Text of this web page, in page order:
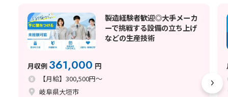
製造経験者歓迎◎大手メーカ
ーで挑戦する設備の立ち上げ
などの生産技術
月収例 361,000 円
【月給】300,500円～
岐阜県大垣市